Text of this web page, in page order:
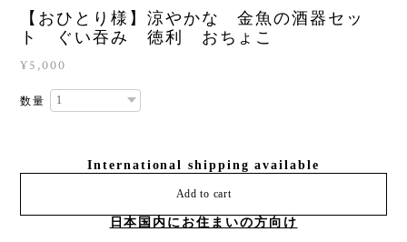
【おひとり様】涼やかな 金魚の酒器セッ
ト ぐい吞み 徳利 おちょこ
¥5,000
数量
International shipping available
Add to cart
日本国内にお住まいの方向け